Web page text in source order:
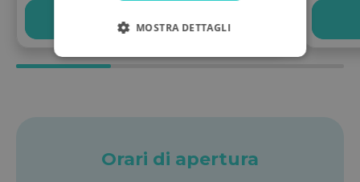
Orari di apertura
MOSTRA DETTAGLI